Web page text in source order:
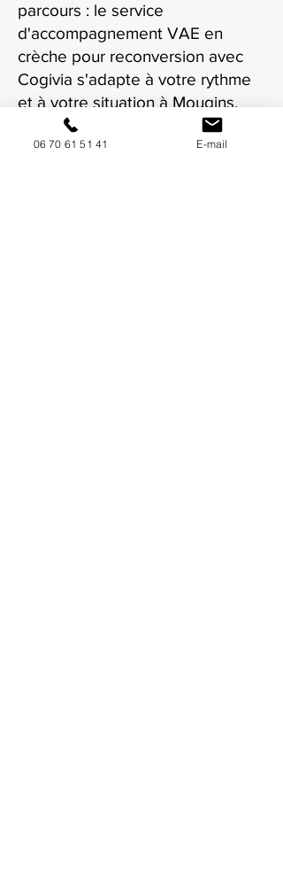
parcours : le service
d'accompagnement VAE en
crèche pour reconversion avec
Cogivia s'adapte à votre rythme
et à votre situation à Mougins.
06 70 61 51 41 E-mail